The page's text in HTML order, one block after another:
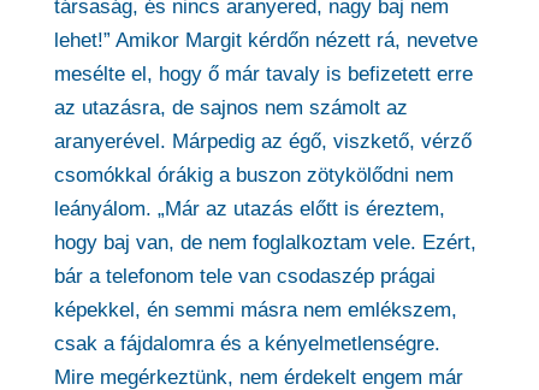
társaság, és nincs aranyered, nagy baj nem
lehet!” Amikor Margit kérdőn nézett rá, nevetve
mesélte el, hogy ő már tavaly is befizetett erre
az utazásra, de sajnos nem számolt az
aranyerével. Márpedig az égő, viszkető, vérző
csomókkal órákig a buszon zötykölődni nem
leányálom. „Már az utazás előtt is éreztem,
hogy baj van, de nem foglalkoztam vele. Ezért,
bár a telefonom tele van csodaszép prágai
képekkel, én semmi másra nem emlékszem,
csak a fájdalomra és a kényelmetlenségre.
Mire megérkeztünk, nem érdekelt engem már